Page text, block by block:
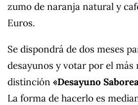
zumo de naranja natural y
Euros.
Se dispondrá de dos meses
desayunos y votar por el más
distinción «Desayuno
La forma de hacerlo es